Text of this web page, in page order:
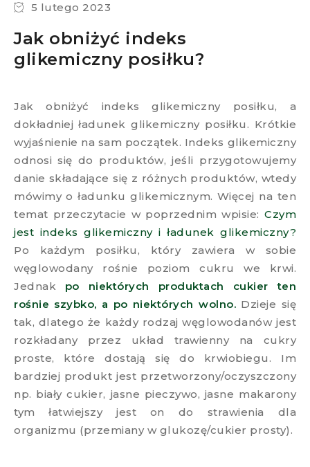
5 lutego 2023
Jak obniżyć indeks
glikemiczny posiłku?
Jak obniżyć indeks glikemiczny posiłku, a
dokładniej ładunek glikemiczny posiłku. Krótkie
wyjaśnienie na sam początek. Indeks glikemiczny
odnosi się do produktów, jeśli przygotowujemy
danie składające się z różnych produktów, wtedy
mówimy o ładunku glikemicznym. Więcej na ten
temat przeczytacie w poprzednim wpisie: Czym
jest indeks glikemiczny i ładunek glikemiczny?
Po każdym posiłku, który zawiera w sobie
węglowodany rośnie poziom cukru we krwi.
Jednak po niektórych produktach cukier ten
rośnie szybko, a po niektórych wolno. Dzieje się
tak, dlatego że każdy rodzaj węglowodanów jest
rozkładany przez układ trawienny na cukry
proste, które dostają się do krwiobiegu. Im
bardziej produkt jest przetworzony/oczyszczony
np. biały cukier, jasne pieczywo, jasne makarony
tym łatwiejszy jest on do strawienia dla
organizmu (przemiany w glukozę/cukier prosty).